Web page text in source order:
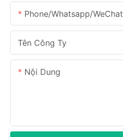
Phone/Whatsapp/WeChat
Tên Công Ty
Nội Dung